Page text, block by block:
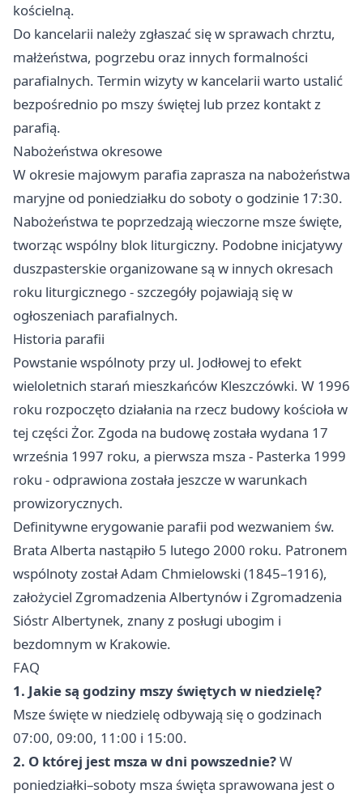
kościelną.
Do kancelarii należy zgłaszać się w sprawach chrztu,
małżeństwa, pogrzebu oraz innych formalności
parafialnych. Termin wizyty w kancelarii warto ustalić
bezpośrednio po mszy świętej lub przez kontakt z
parafią.
Nabożeństwa okresowe
W okresie majowym parafia zaprasza na nabożeństwa
maryjne od poniedziałku do soboty o godzinie 17:30.
Nabożeństwa te poprzedzają wieczorne msze święte,
tworząc wspólny blok liturgiczny. Podobne inicjatywy
duszpasterskie organizowane są w innych okresach
roku liturgicznego - szczegóły pojawiają się w
ogłoszeniach parafialnych.
Historia parafii
Powstanie wspólnoty przy ul. Jodłowej to efekt
wieloletnich starań mieszkańców Kleszczówki. W 1996
roku rozpoczęto działania na rzecz budowy kościoła w
tej części Żor. Zgoda na budowę została wydana 17
września 1997 roku, a pierwsza msza - Pasterka 1999
roku - odprawiona została jeszcze w warunkach
prowizorycznych.
Definitywne erygowanie parafii pod wezwaniem św.
Brata Alberta nastąpiło 5 lutego 2000 roku. Patronem
wspólnoty został Adam Chmielowski (1845–1916),
założyciel Zgromadzenia Albertynów i Zgromadzenia
Sióstr Albertynek, znany z posługi ubogim i
bezdomnym w Krakowie.
FAQ
1. Jakie są godziny mszy świętych w niedzielę?
Msze święte w niedzielę odbywają się o godzinach
07:00, 09:00, 11:00 i 15:00.
2. O której jest msza w dni powszednie?W
poniedziałki–soboty msza święta sprawowana jest o